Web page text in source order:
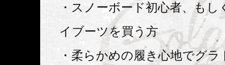
・スノーボード初心者、も
イブーツを買う方
・柔らかめの履き心地でグ